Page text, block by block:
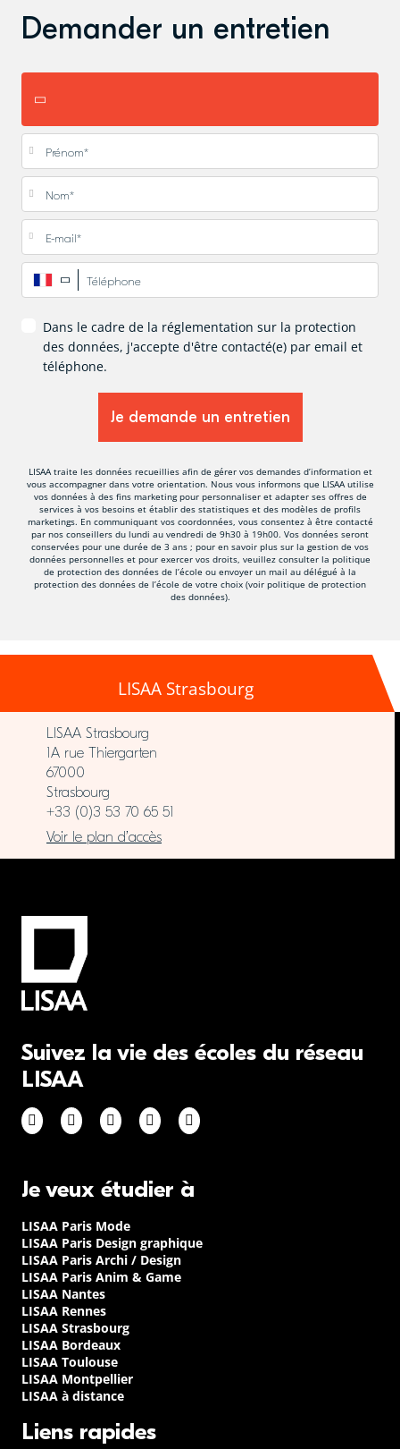
Demander un entretien
Prénom
Nom
E-mail
Téléphone
Dans le cadre de la réglementation sur la protection
des données, j'accepte d'être contacté(e) par email et
téléphone.
LISAA traite les données recueillies afin de gérer vos demandes d’information et
vous accompagner dans votre orientation. Nous vous informons que LISAA utilise
vos données à des fins marketing pour personnaliser et adapter ses offres de
services à vos besoins et établir des statistiques et des modèles de profils
marketings. En communiquant vos coordonnées, vous consentez à être contacté
par nos conseillers du lundi au vendredi de 9h30 à 19h00. Vos données seront
conservées pour une durée de 3 ans ; pour en savoir plus sur la gestion de vos
données personnelles et pour exercer vos droits, veuillez consulter la politique
de protection des données de l’école ou envoyer un mail au délégué à la
protection des données de l’école de votre choix (voir politique de protection
des données).
LISAA Strasbourg
LISAA Strasbourg
1A rue Thiergarten
67000
Strasbourg
+33 (0)3 53 70 65 51
Voir le plan d’accès
Suivez la vie des écoles du réseau
LISAA
Je veux étudier à
LISAA Paris Mode
LISAA Paris Design graphique
LISAA Paris Archi / Design
LISAA Paris Anim & Game
LISAA Nantes
LISAA Rennes
LISAA Strasbourg
LISAA Bordeaux
LISAA Toulouse
LISAA Montpellier
LISAA à distance
Liens rapides